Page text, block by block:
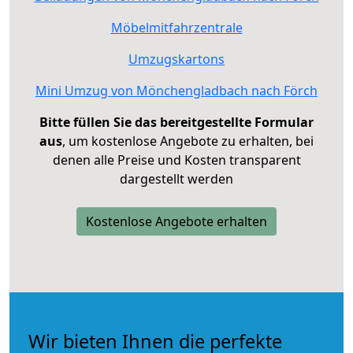
Möbelmitfahrzentrale
Umzugskartons
Mini Umzug von Mönchengladbach nach Förch
Bitte füllen Sie das bereitgestellte Formular
aus, um kostenlose Angebote zu erhalten, bei
denen alle Preise und Kosten transparent
dargestellt werden
Kostenlose Angebote erhalten
Wir bieten Ihnen die perfekte